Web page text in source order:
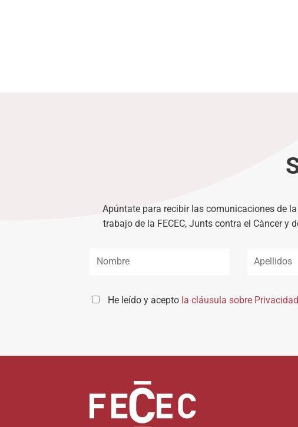
Apúntate para recibir las comunicaciones de
trabajo de la FECEC, Junts contra el Càncer
He leído y acepto la cláusula sobre